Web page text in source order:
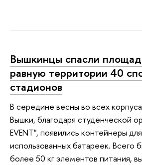
Вышкинцы спасли
равную территории 40
стадионов
В середине весны во всех
Вышки, благодаря студенческой
EVENT", появились контейнеры
использованных батареек. Всего
более 50 кг элементов питания,